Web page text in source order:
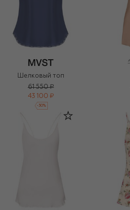
Шелковый топ
61 550 ₽
43 100 ₽
-30%